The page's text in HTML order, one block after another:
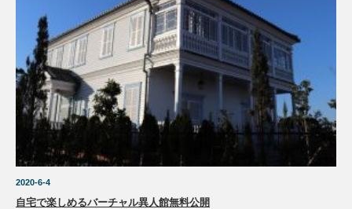
2020-6-4
自宅で楽しめるバーチャル異人館無料公開